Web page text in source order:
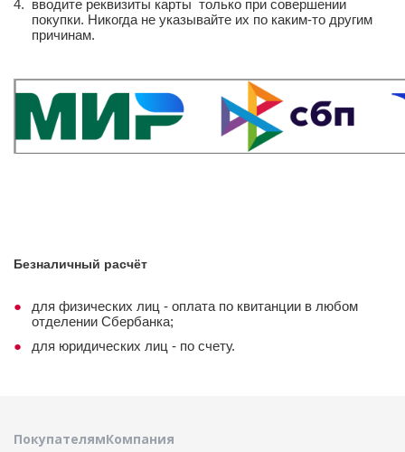
вводите реквизиты карты только при совершении
покупки. Никогда не указывайте их по каким-то другим
причинам.
Безналичный расчёт
для физических лиц - оплата по квитанции в любом
отделении Сбербанка;
для юридических лиц - по счету.
ПокупателямКомпания